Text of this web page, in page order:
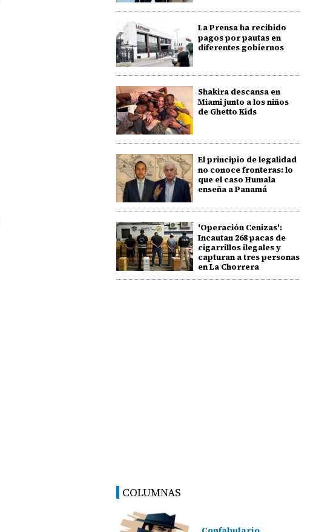
La Prensa ha recibido
pagos por pautas en
diferentes gobiernos
Shakira descansa en
Miami junto a los niños
de Ghetto Kids
El principio de legalidad
no conoce fronteras: lo
que el caso Humala
enseña a Panamá
'Operación Cenizas':
Incautan 268 pacas de
cigarrillos ilegales y
capturan a tres personas
en La Chorrera
COLUMNAS